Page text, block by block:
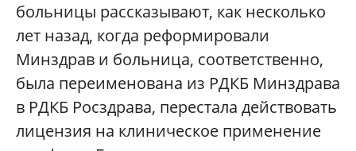
больницы рассказывают, как несколько
лет назад, когда реформировали
Минздрав и больница, соответственно,
была переименована из РДКБ Минздрава
в РДКБ Росздрава, перестала действовать
лицензия на клиническое применение